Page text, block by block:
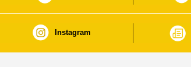
Instagram